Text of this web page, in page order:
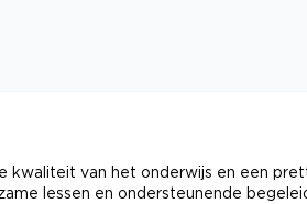
kwaliteit van het onderwijs en een
lessen en ondersteunende